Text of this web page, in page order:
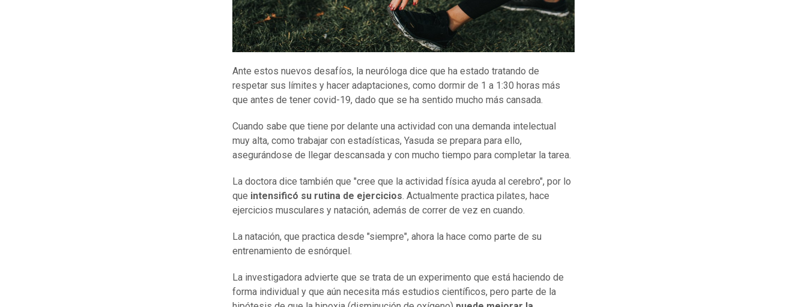
Ante estos nuevos desafíos, la neuróloga dice que ha estado tratando de
respetar sus límites y hacer adaptaciones, como dormir de 1 a 1:30 horas más
que antes de tener covid-19, dado que se ha sentido mucho más cansada.
Cuando sabe que tiene por delante una actividad con una demanda intelectual
muy alta, como trabajar con estadísticas, Yasuda se prepara para ello,
asegurándose de llegar descansada y con mucho tiempo para completar la tarea.
La doctora dice también que "cree que la actividad física ayuda al cerebro", por lo
que intensificó su rutina de ejercicios. Actualmente practica pilates, hace
ejercicios musculares y natación, además de correr de vez en cuando.
La natación, que practica desde "siempre", ahora la hace como parte de su
entrenamiento de esnórquel.
La investigadora advierte que se trata de un experimento que está haciendo de
forma individual y que aún necesita más estudios científicos, pero parte de la